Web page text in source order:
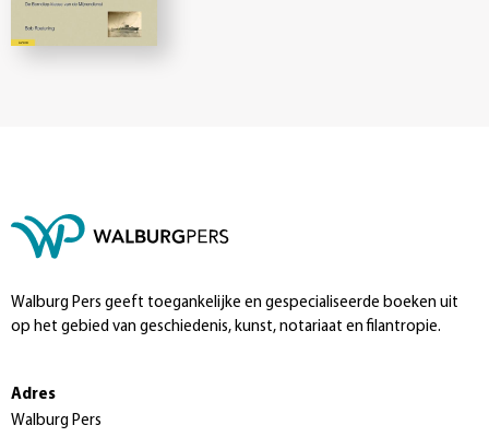
Walburg Pers geeft toegankelijke en gespecialiseerde boeken uit
op het gebied van geschiedenis, kunst, notariaat en filantropie.
Adres
Walburg Pers